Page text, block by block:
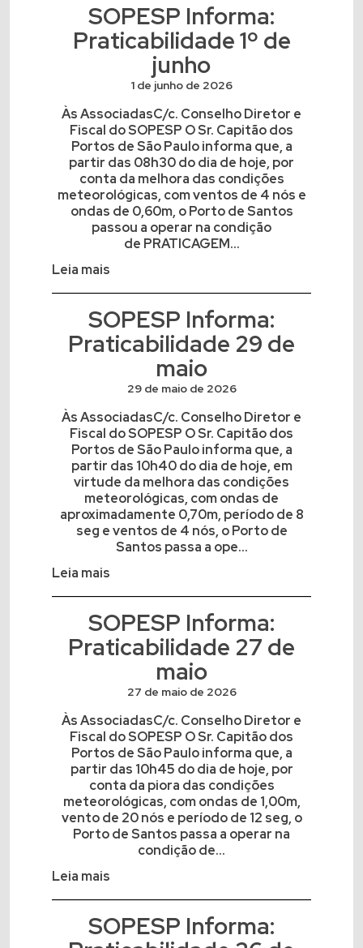
SOPESP Informa:
Praticabilidade 1º de
junho
1 de junho de 2026
Às AssociadasC/c. Conselho Diretor e
Fiscal do SOPESP O Sr. Capitão dos
Portos de São Paulo informa que, a
partir das 08h30 do dia de hoje, por
conta da melhora das condições
meteorológicas, com ventos de 4 nós e
ondas de 0,60m, o Porto de Santos
passou a operar na condição
de PRATICAGEM...
Leia mais
SOPESP Informa:
Praticabilidade 29 de
maio
29 de maio de 2026
Às AssociadasC/c. Conselho Diretor e
Fiscal do SOPESP O Sr. Capitão dos
Portos de São Paulo informa que, a
partir das 10h40 do dia de hoje, em
virtude da melhora das condições
meteorológicas, com ondas de
aproximadamente 0,70m, período de 8
seg e ventos de 4 nós, o Porto de
Santos passa a ope...
Leia mais
SOPESP Informa:
Praticabilidade 27 de
maio
27 de maio de 2026
Às AssociadasC/c. Conselho Diretor e
Fiscal do SOPESP O Sr. Capitão dos
Portos de São Paulo informa que, a
partir das 10h45 do dia de hoje, por
conta da piora das condições
meteorológicas, com ondas de 1,00m,
vento de 20 nós e período de 12 seg, o
Porto de Santos passa a operar na
condição de...
Leia mais
SOPESP Informa: